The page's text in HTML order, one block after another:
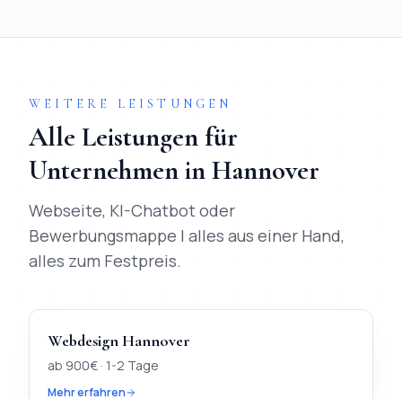
WEITERE LEISTUNGEN
Alle Leistungen für
Unternehmen inHannover
Webseite, KI-Chatbot oder
Bewerbungsmappe | alles aus einer Hand,
alles zum Festpreis.
Webdesign Hannover
ab 900€ · 1-2 Tage
Mehr erfahren